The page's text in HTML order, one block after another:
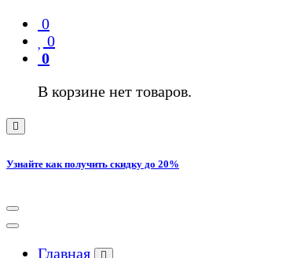
0
0
0
В корзине нет товаров.
Узнайте как получить скидку до 20%
Главная